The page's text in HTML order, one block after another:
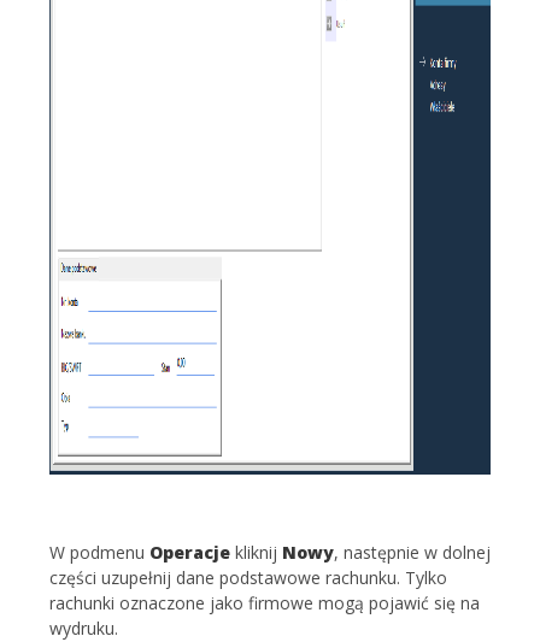
W podmenu Operacje kliknij Nowy, następnie w dolnej
części uzupełnij dane podstawowe rachunku. Tylko
rachunki oznaczone jako firmowe mogą pojawić się na
wydruku.